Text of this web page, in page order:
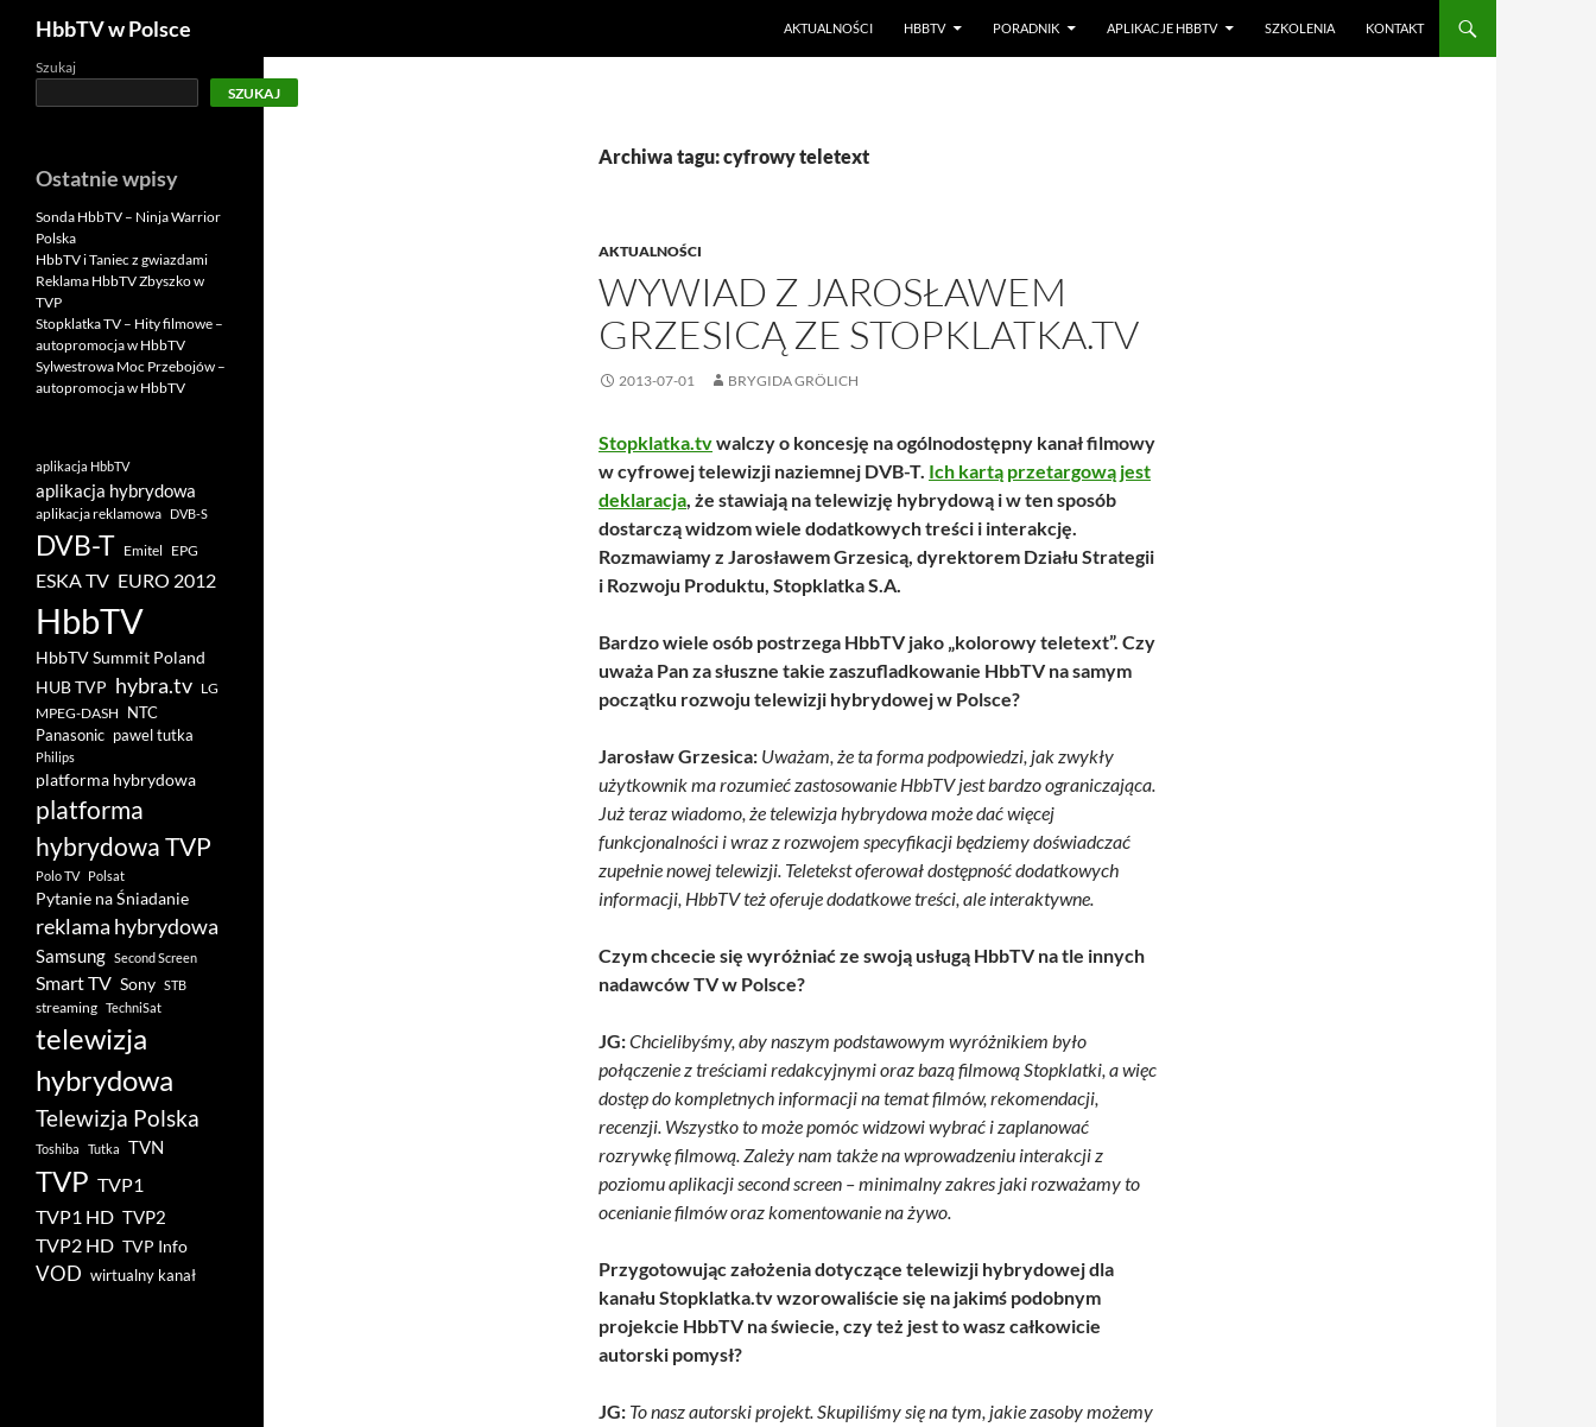
HbbTV w Polsce
AKTUALNOŚCI
HBBTV PORADNIK APLIKACJE HBBTV SZKOLENIA KONTAKT
Archiwa tagu: cyfrowy teletext
AKTUALNOŚCI
WYWIAD Z JAROSŁAWEM
GRZESICĄ ZE STOPKLATKA.TV
2013-07-01 BRYGIDA GRÖLICH
Stopklatka.tvwalczy o koncesję na ogólnodostępny kanał filmowy
w cyfrowej telewizji naziemnej DVB-T. Ich kartą przetargową jest
deklaracja, że stawiają na telewizję hybrydową i w ten sposób
dostarczą widzom wiele dodatkowych treści i interakcję.
Rozmawiamy z Jarosławem Grzesicą, dyrektorem Działu Strategii
i Rozwoju Produktu, Stopklatka S.A.
Bardzo wiele osób postrzega HbbTV jako „kolorowy teletext”. Czy
uważa Pan za słuszne takie zaszufladkowanie HbbTV na samym
początku rozwoju telewizji hybrydowej w Polsce?
Jarosław Grzesica: Uważam, że ta forma podpowiedzi, jak zwykły
użytkownik ma rozumieć zastosowanie HbbTV jest bardzo ograniczająca.
Już teraz wiadomo, że telewizja hybrydowa może dać więcej
funkcjonalności i wraz z rozwojem specyfikacji będziemy doświadczać
zupełnie nowej telewizji. Teletekst oferował dostępność dodatkowych
informacji, HbbTV też oferuje dodatkowe treści, ale interaktywne.
Czym chcecie się wyróżniać ze swoją usługą HbbTV na tle innych
nadawców TV w Polsce?
JG:Chcielibyśmy, aby naszym podstawowym wyróżnikiem było
połączenie z treściami redakcyjnymi oraz bazą filmową Stopklatki, a więc
dostęp do kompletnych informacji na temat filmów, rekomendacji,
recenzji. Wszystko to może pomóc widzowi wybrać i zaplanować
rozrywkę filmową. Zależy nam także na wprowadzeniu interakcji z
poziomu aplikacji second screen – minimalny zakres jaki rozważamy to
ocenianie filmów oraz komentowanie na żywo.
Przygotowując założenia dotyczące telewizji hybrydowej dla
kanału Stopklatka.tvwzorowaliście się na jakimś podobnym
projekcie HbbTV na świecie, czy też jest to wasz całkowicie
autorski pomysł?
JG: To nasz autorski projekt. Skupiliśmy się na tym, jakie zasoby możemy
Szukaj
SZUKAJ
Ostatnie wpisy
Sonda HbbTV – Ninja Warrior
Polska
HbbTV i Taniec z gwiazdami
Reklama HbbTV Zbyszko w
TVP
Stopklatka TV – Hity filmowe –
autopromocja w HbbTV
Sylwestrowa Moc Przebojów –
autopromocja w HbbTV
aplikacja HbbTV
aplikacja hybrydowa
aplikacja reklamowa DVB-S
DVB-T Emitel EPG
ESKA TV EURO 2012
HbbTV
HbbTV Summit Poland
HUB TVP hybra.tv LG
MPEG-DASH NTC
Panasonic pawel tutka
Philips
platforma hybrydowa
platforma
hybrydowa TVP
Polo TV Polsat
Pytanie na Śniadanie
reklama hybrydowa
Samsung Second Screen
Smart TV Sony STB
streaming TechniSat
telewizja
hybrydowa
Telewizja Polska
Toshiba Tutka TVN
TVP TVP1
TVP1 HD TVP2
TVP2 HD TVP Info
VOD wirtualny kanał